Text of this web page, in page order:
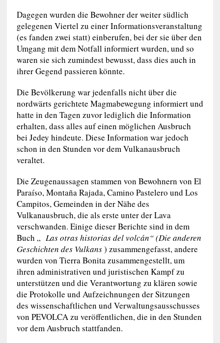
Dagegen wurden die Bewohner der weiter südlich
gelegenen Viertel zu einer Informationsveranstaltung
(es fanden zwei statt) einberufen, bei der sie über den
Umgang mit dem Notfall informiert wurden, und so
waren sie sich zumindest bewusst, dass dies auch in
ihrer Gegend passieren könnte.
Die Bevölkerung war jedenfalls nicht über die
nordwärts gerichtete Magmabewegung informiert und
hatte in den Tagen zuvor lediglich die Information
erhalten, dass alles auf einen möglichen Ausbruch
bei Jedey hindeute. Diese Information war jedoch
schon in den Stunden vor dem Vulkanausbruch
veraltet.
Die Zeugenaussagen stammen von Bewohnern von El
Paraíso, Montaña Rajada, Camino Pastelero und Los
Campitos, Gemeinden in der Nähe des
Vulkanausbruch, die als erste unter der Lava
verschwanden. Einige dieser Berichte sind in dem
Buch „ Las otras historias del volcán“ (Die anderen
Geschichten des Vulkans) zusammengefasst, andere
wurden von Tierra Bonita zusammengestellt, um
ihren administrativen und juristischen Kampf zu
unterstützen und die Verantwortung zu klären sowie
die Protokolle und Aufzeichnungen der Sitzungen
des wissenschaftlichen und Verwaltungsausschusses
von PEVOLCA zu veröffentlichen, die in den Stunden
vor dem Ausbruch stattfanden.